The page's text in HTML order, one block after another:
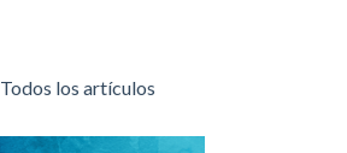
Todos los artículos